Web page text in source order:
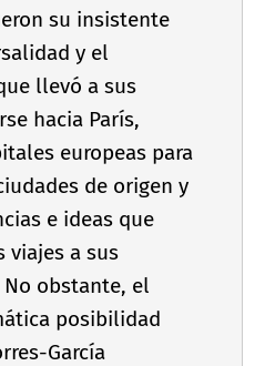
su insistente
y el
llevó a sus
hacia Parí­s,
europeas para
de origen y
e ideas que
viajes a sus
obstante, el
posibilidad
Garcí­a